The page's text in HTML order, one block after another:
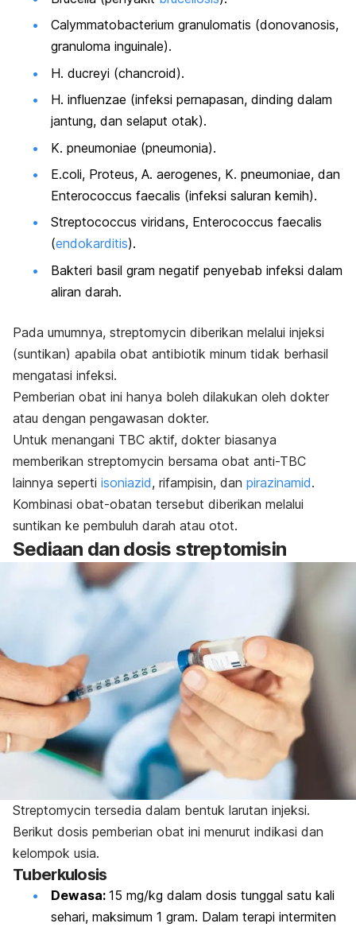
Calymmatobacterium granulomatis (donovanosis,
granuloma inguinale).
H. ducreyi (chancroid).
H. influenzae (infeksi pernapasan, dinding dalam
jantung, dan selaput otak).
K. pneumoniae (pneumonia).
E.coli, Proteus, A. aerogenes, K. pneumoniae, dan
Enterococcus faecalis (infeksi saluran kemih).
Streptococcus viridans, Enterococcus faecalis
(endokarditis).
Bakteri basil gram negatif penyebab infeksi dalam
aliran darah.
Pada umumnya, streptomycin diberikan melalui injeksi
(suntikan) apabila obat antibiotik minum tidak berhasil
mengatasi infeksi.
Pemberian obat ini hanya boleh dilakukan oleh dokter
atau dengan pengawasan dokter.
Untuk menangani TBC aktif, dokter biasanya
memberikan streptomycin bersama obat anti-TBC
lainnya seperti isoniazid, rifampisin, dan pirazinamid.
Kombinasi obat-obatan tersebut diberikan melalui
suntikan ke pembuluh darah atau otot.
Sediaan dan dosis streptomisin
Streptomycin tersedia dalam bentuk larutan injeksi.
Berikut dosis pemberian obat ini menurut indikasi dan
kelompok usia.
Tuberkulosis
Dewasa: 15 mg/kg dalam dosis tunggal satu kali
sehari, maksimum 1 gram. Dalam terapi intermiten